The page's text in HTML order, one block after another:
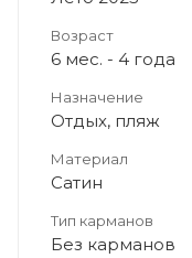
Возраст
6 мес. - 4 года
Назначение
Отдых, пляж
Материал
Сатин
Тип карманов
Без карманов